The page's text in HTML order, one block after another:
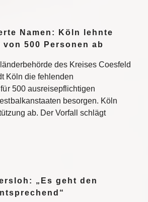
Namen: Köln lehnte
500 Personen ab
des Kreises Coesfeld
Köln die fehlenden
500 ausreisepflichtigen
besorgen. Köln
ab. Der Vorfall schlägt
„Es geht den